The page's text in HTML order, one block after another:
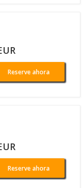
Reserve ahora
Reserve ahora